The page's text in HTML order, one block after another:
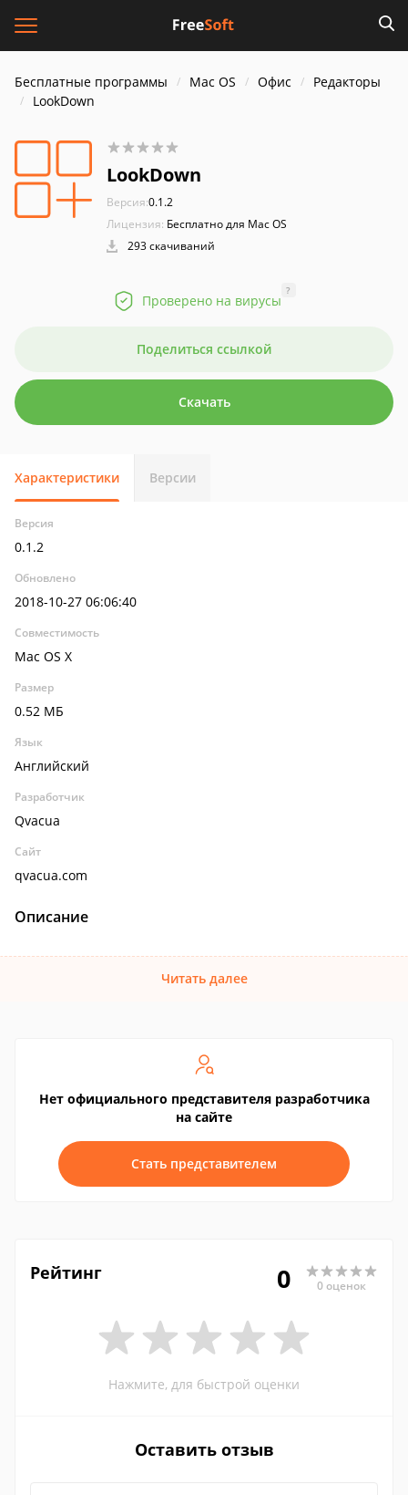
Бесплатные программы Mac OS Офис
Редакторы
LookDown
LookDown
Версия:0.1.2
Лицензия: Бесплатно для Mac OS
293 скачиваний
Проверено на вирусы
?
Поделиться ссылкой
Скачать
Характеристики Версии
Версия
0.1.2
Обновлено
2018-10-27 06:06:40
Совместимость
Mac OS X
Размер
0.52 МБ
Язык
Английский
Разработчик
Qvacua
Сайт
qvacua.com
Описание
Читать далее
Нет официального представителя разработчика
на сайте
Стать представителем
Рейтинг 0 0 оценок
Нажмите, для быстрой оценки
Оставить отзыв